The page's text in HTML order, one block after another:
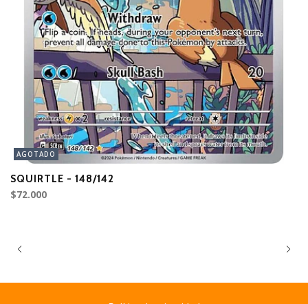
AGOTADO
SQUIRTLE - 148/142
$72.000